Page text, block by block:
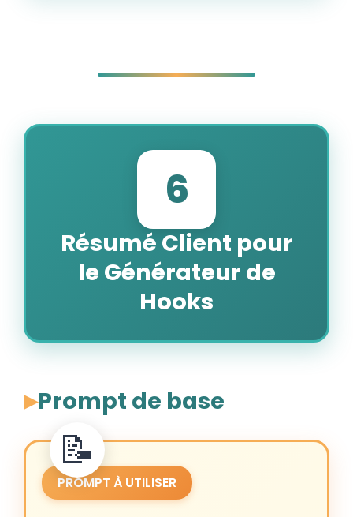
6
Résumé Client pour
le Générateur de
Hooks
Prompt de base
PROMPT À UTILISER